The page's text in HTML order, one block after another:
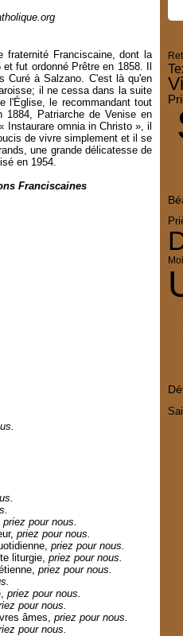
fraternité Franciscaine, dont la
fut ordonné Prêtre en 1858. Il
Curé à Salzano. C'est là qu'en
il ne cessa dans la suite
l'Église, le recommandant tout
Patriarche de Venise en
omnia in Christo », il
de vivre simplement et il se
une grande délicatesse de
en 1954.
Franciscaines
priez pour nous.
priez pour nous.
priez pour nous.
liturgie, priez pour nous.
priez pour nous.
priez pour nous.
pour nous.
âmes, priez pour nous.
pour nous.